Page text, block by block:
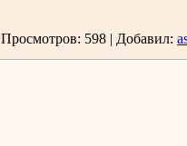
Просмотров: 598 | Добавил: